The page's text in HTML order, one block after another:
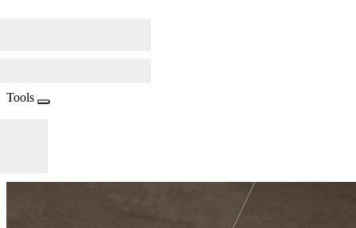
Tools